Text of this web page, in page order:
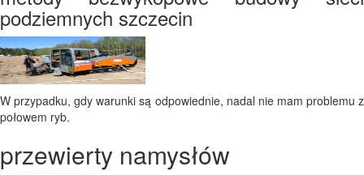
podziemnych szczecin
W przypadku, gdy warunki są odpowiednie, nadal nie mam problemu z
połowem ryb.
przewierty namysłów